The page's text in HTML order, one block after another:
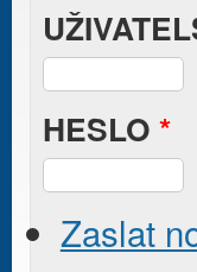
HESLO *
Zaslat